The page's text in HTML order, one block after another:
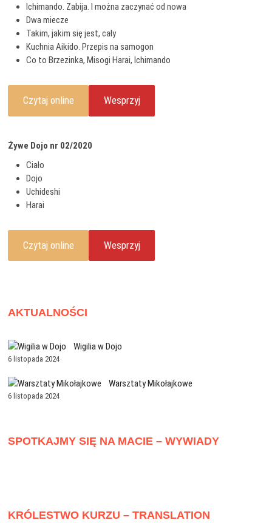
Ichimando. Zabija. I można zaczynać od nowa
Dwa miecze
Takim, jakim się jest, cały
Kuchnia Aikido. Przepis na samogon
Co to Brzezinka, Misogi Harai, Ichimando
Czytaj online Wesprzyj
Żywe Dojo nr 02/2020
Ciało
Dojo
Uchideshi
Harai
Czytaj online Wesprzyj
AKTUALNOŚCI
Wigilia w Dojo
6 listopada 2024
Warsztaty Mikołajkowe
6 listopada 2024
SPOTKAJMY SIĘ NA MACIE – WYWIADY
KRÓLESTWO KURZU – TRANSLATION